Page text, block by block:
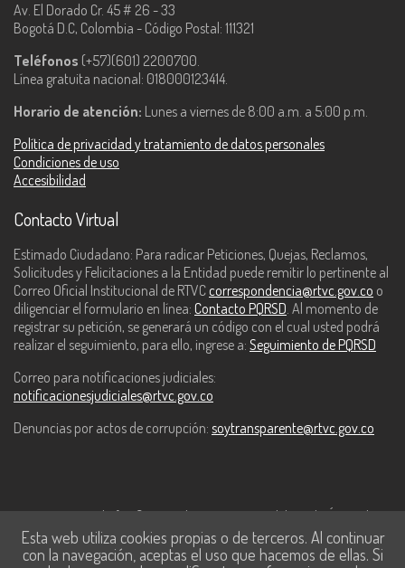
Av. El Dorado Cr. 45 # 26 - 33
Bogotá D.C, Colombia - Código Postal: 111321
Teléfonos (+57)(601) 2200700.
Línea gratuita nacional: 018000123414.
Horario de atención: Lunes a viernes de 8:00 a.m. a 5:00 p.m.
Política de privacidad y tratamiento de datos personales
Condiciones de uso
Accesibilidad
Contacto Virtual
Estimado Ciudadano: Para radicar Peticiones, Quejas, Reclamos,
Solicitudes y Felicitaciones a la Entidad puede remitir lo pertinente al
Correo Oficial Institucional de RTVC correspondencia@rtvc.gov.co o
diligenciar el formulario en línea: Contacto PQRSD. Al momento de
registrar su petición, se generará un código con el cual usted podrá
realizar el seguimiento, para ello, ingrese a: Seguimiento de PQRSD
Correo para notificaciones judiciales:
notificacionesjudiciales@rtvc.gov.co
Denuncias por actos de corrupción: soytransparente@rtvc.gov.co
Este contenido fue financiado con recursos del Fondo Único de
Tecnologías de la Información y las Comunicaciones de MinTic.
Esta web utiliza cookies propias o de terceros. Al continuar
con la navegación, aceptas el uso que hacemos de ellas. Si